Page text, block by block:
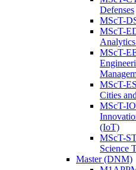
Defenses
MScT-
MScT-
MScT-
MScT-
Cities
MScT-
(IoT)
MScT-
Science
Master (DNM)